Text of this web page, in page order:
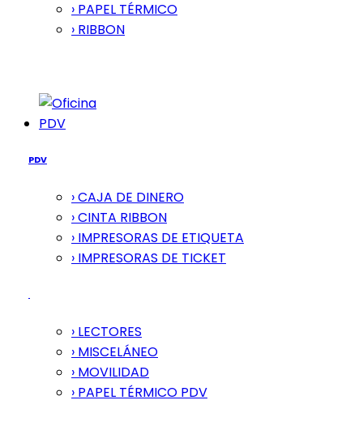
› PAPEL TÉRMICO
› RIBBON
PDV
PDV
› CAJA DE DINERO
› CINTA RIBBON
› IMPRESORAS DE ETIQUETA
› IMPRESORAS DE TICKET
› LECTORES
› MISCELÁNEO
› MOVILIDAD
› PAPEL TÉRMICO PDV